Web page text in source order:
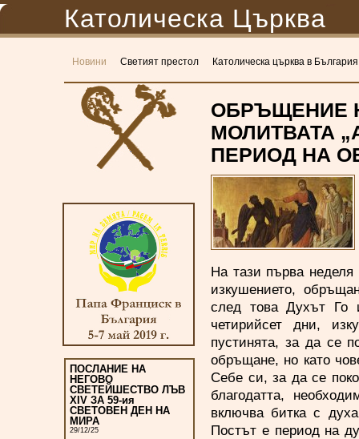
Католическа Църква
Новини Светият престол Католическа църква в България
ПОСЛАНИЕ НА
НЕГОВО
СВЕТЕЙШЕСТВО ЛЪВ
XIV ЗА 59-ия
СВЕТОВЕН ДЕН НА
МИРА
29/12/25
ОБРЪЩЕНИЕ
МОЛИТВАТА
ПЕРИОД НА
На тази първа неделя
изкушението,
след това Духът Го
четирийсет дни,
пустинята, за да се
обръщане, но като
Себе си, за да се
благодатта,
включва битка с
Постът е период на